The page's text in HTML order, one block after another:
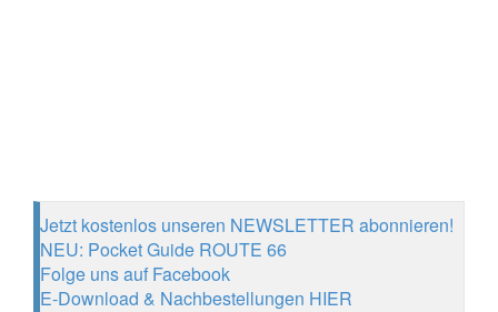
Jetzt kostenlos unseren NEWSLETTER abonnieren!
NEU: Pocket Guide ROUTE 66
Folge uns auf Facebook
E-Download & Nachbestellungen HIER